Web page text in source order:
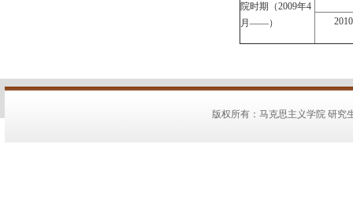
院时期（2009年4
月——）
版权所有：马克思主义学院 研究